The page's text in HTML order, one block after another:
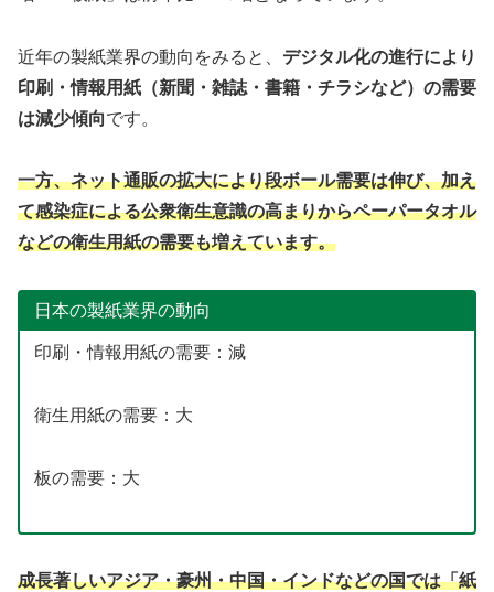
近年の製紙業界の動向をみると、 デジタル化の進行により
印刷・情報用紙（新聞・雑誌・書籍・チラシなど）の需要
は減少傾向です。
一方、ネット通販の拡大により段ボール需要は伸び、加え
て感染症による公衆衛生意識の高まりからペーパータオル
などの衛生用紙の需要も増えています。
日本の製紙業界の動向
印刷・情報用紙の需要：減
衛生用紙の需要：大
板の需要：大
成長著しいアジア・豪州・中国・インドなどの国では「紙